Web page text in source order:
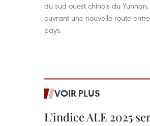
du sud-ouest chinois du Yunnan,
ouvrant une nouvelle route
pays.
VOIR PLUS
L'indice ALE 2025